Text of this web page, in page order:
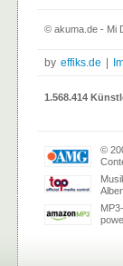
© akuma.de - Mi
by effiks.de
1.568.414
©